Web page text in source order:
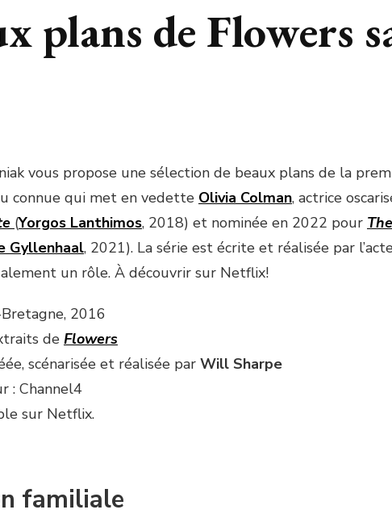
plans de Flowers
vous propose une sélection de beaux plans de la
connue qui met en vedette Olivia Colman, actrice
(Yorgos Lanthimos, 2018) et nominée en 2022 pour
Gyllenhaal, 2021). La série est écrite et réalisée par
un rôle. À découvrir sur Netflix!
2016
de Flowers
scénarisée et réalisée par Will Sharpe
: Channel4
sur Netflix.
familiale